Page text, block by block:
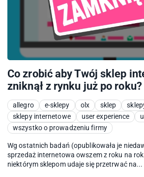
Co zrobić aby Twój sklep
zniknął z rynku już po roku?
allegro e-sklepy olx sklep
sklepy internetowe
user experience
wszystko o prowadzeniu firmy
Wg ostatnich badań (opublikowała je
sprzedaż internetowa owszem z roku na
niektórym sklepom udaje się przetrwać na...